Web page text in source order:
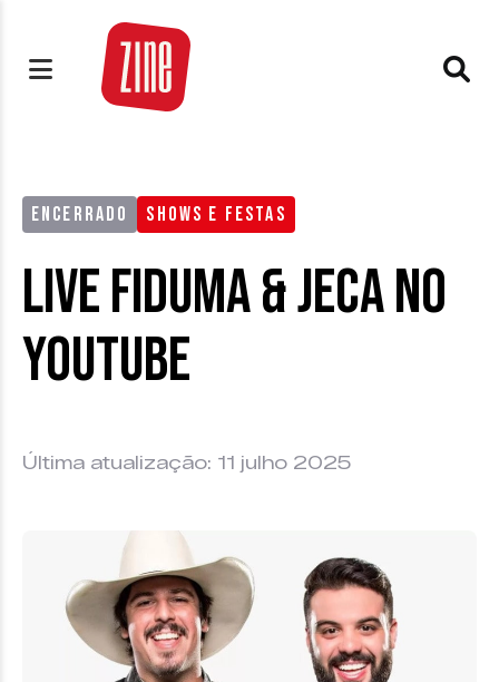
ENCERRADO SHOWS E FESTAS
Live Fiduma & Jeca no
Youtube
Última atualização: 11 julho 2025